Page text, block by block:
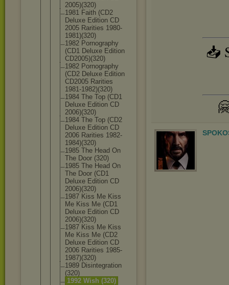
2005)(320)
1981 Faith (CD2
Deluxe Edition CD
2005 Rarities 1980-
1981)(320)
1982 Pornography
(CD1 Deluxe Edition
CD2005)(320)
1982 Pornography
(CD2 Deluxe Edition
CD2005 Rarities
1981-1982)(320)
1984 The Top (CD1
Deluxe Edition CD
2006)(320)
1984 The Top (CD2
Deluxe Edition CD
2006 Rarities 1982-
1984)(320)
1985 The Head On
The Door (320)
1985 The Head On
The Door (CD1
Deluxe Edition CD
2006)(320)
1987 Kiss Me Kiss
Me Kiss Me (CD1
Deluxe Edition CD
2006)(320)
1987 Kiss Me Kiss
Me Kiss Me (CD2
Deluxe Edition CD
2006 Rarities 1985-
1987)(320)
1989 Disintegration
(320)
1992 Wish (320)
📥